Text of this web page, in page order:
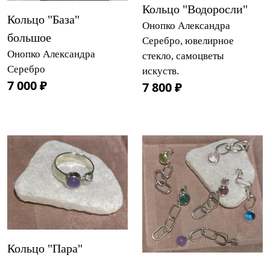
Кольцо "База"
большое
Онопко Александра
Серебро
7 000 ₽
Кольцо "Водоросли"
Онопко Александра
Серебро, ювелирное
стекло, самоцветы
искуств.
7 800 ₽
Кольцо "Пара"